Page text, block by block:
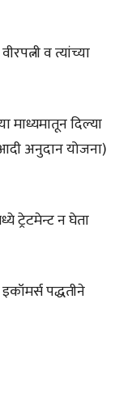
व त्यांच्या
माध्यमातून दिल्या
अनुदान योजना)
ट्रेटमेन्ट न घेता
पद्धतीने